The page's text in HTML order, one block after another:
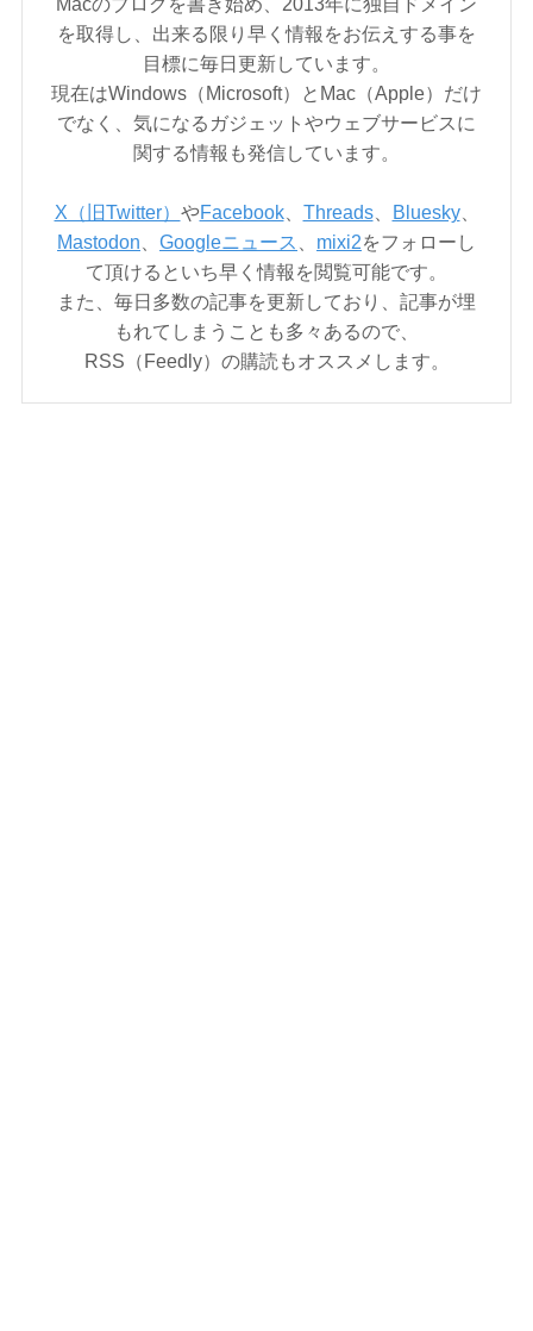
を取得し、出来る限り早く情報をお伝えする事を
目標に毎日更新しています。
現在はWindows（Microsoft）とMac（Apple）だけ
でなく、気になるガジェットやウェブサービスに
関する情報も発信しています。
X（旧Twitter） やFacebook、 Threads、 Bluesky、
Mastodon
Googleニュース mixi2をフォローし
て頂けるといち早く情報を閲覧可能です。
また、毎日多数の記事を更新しており、記事が埋
もれてしまうことも多々あるので、
RSS（Feedly）の購読もオススメします。